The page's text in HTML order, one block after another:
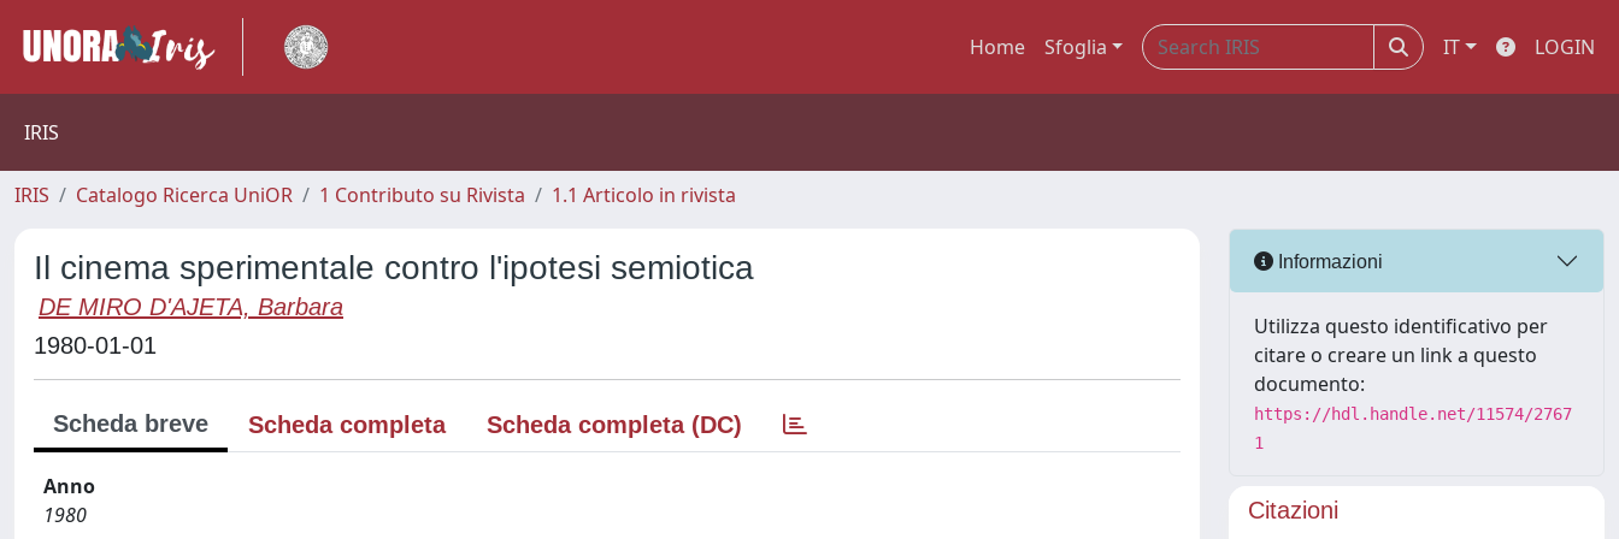
Home Sfoglia IT LOGIN
IRIS
IRIS Catalogo Ricerca UniOR 1 Contributo su Rivista 1.1 Articolo in rivista
Il cinema sperimentale contro l'ipotesi semiotica
DE MIRO D'AJETA, Barbara
1980-01-01
Scheda breve Scheda completa Scheda completa (DC)
Anno
1980
Informazioni
Utilizza questo identificativo per
citare o creare un link a questo
documento:
https://hdl.handle.net/11574/2767
1
Citazioni